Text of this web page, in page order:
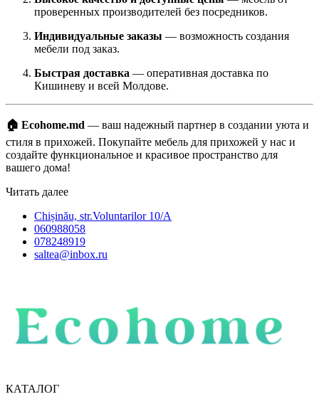
проверенных производителей без посредников.
Индивидуальные заказы — возможность создания
мебели под заказ.
Быстрая доставка — оперативная доставка по
Кишиневу и всей Молдове.
🏠 Ecohome.md — ваш надежный партнер в создании уюта и
стиля в прихожей. Покупайте мебель для прихожей у нас и
создайте функциональное и красивое пространство для
вашего дома!
Читать далее
Chișinău, str.Voluntarilor 10/A
060988058
078248919
saltea@inbox.ru
КАТАЛОГ